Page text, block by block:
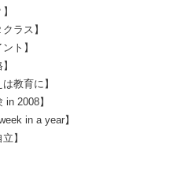
ラス】
ト】
教育に】
2008】
in a year】
】